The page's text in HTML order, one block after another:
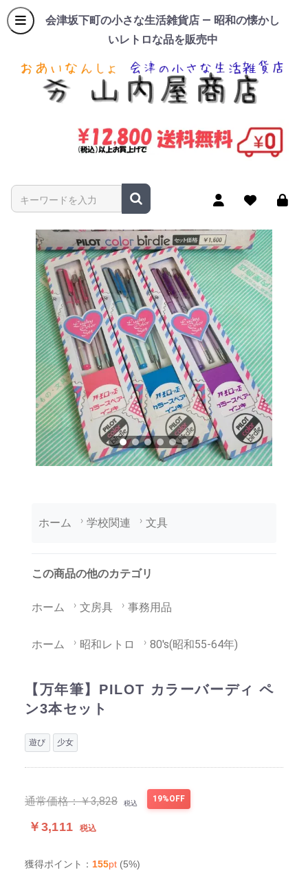
会津坂下町の小さな生活雑貨店 — 昭和の懐かし
いレトロな品を販売中
商品名やキーワードを入力
ホーム 学校関連 文具
この商品の他のカテゴリ
ホーム 文房具 事務用品
ホーム 昭和レトロ 80's(昭和55-64年)
【万年筆】PILOT カラーバーディ ペ
ン3本セット
遊び 少女
通常価格：￥3,828 税込 19%OFF
￥3,111 税込
獲得ポイント： 155pt (5%)